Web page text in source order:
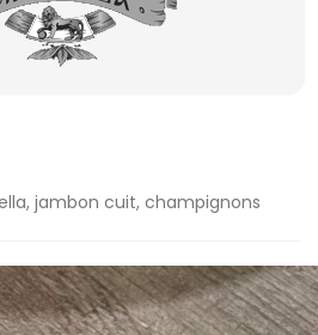
jambon cuit, champignons